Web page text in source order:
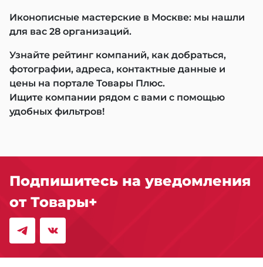
Иконописные мастерские в Москве: мы нашли
для вас 28 организаций.
Узнайте рейтинг компаний, как добраться,
фотографии, адреса, контактные данные и
цены на портале Товары Плюс.
Ищите компании рядом с вами с помощью
удобных фильтров!
Подпишитесь на уведомления
от Товары+